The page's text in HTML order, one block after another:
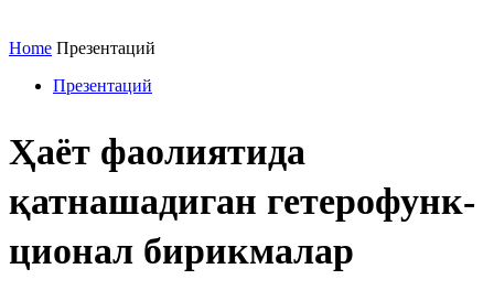
Home Презентаций
Презентаций
Ҳаёт фаолиятида
қатнашадиган гетерофунк-
ционал бирикмалар